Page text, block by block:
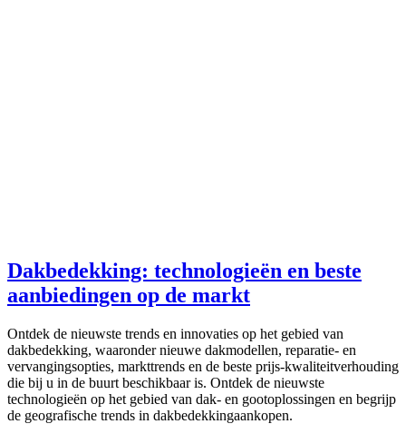
Dakbedekking: technologieën en beste
aanbiedingen op de markt
Ontdek de nieuwste trends en innovaties op het gebied van
dakbedekking, waaronder nieuwe dakmodellen, reparatie- en
vervangingsopties, markttrends en de beste prijs-kwaliteitverhouding
die bij u in de buurt beschikbaar is. Ontdek de nieuwste
technologieën op het gebied van dak- en gootoplossingen en begrijp
de geografische trends in dakbedekkingaankopen.